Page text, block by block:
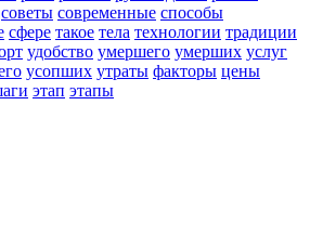
советы современные способы
сфере такое тела технологии традиции
удобство умершего умерших услуг
усопших утраты факторы цены
этап этапы